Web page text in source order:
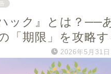
ハック』とは？──
「期限」を攻略
2026年5月31日